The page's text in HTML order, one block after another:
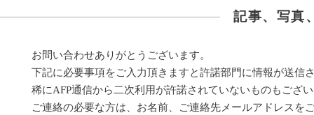
記事、写真
お問い合わせありがとうございます。
下記に必要事項をご入力頂きますと許諾部門に情報が送信
稀にAFP通信から二次利用が許諾されていないものもござ
ご連絡の必要な方は、お名前、ご連絡先メールアドレスを